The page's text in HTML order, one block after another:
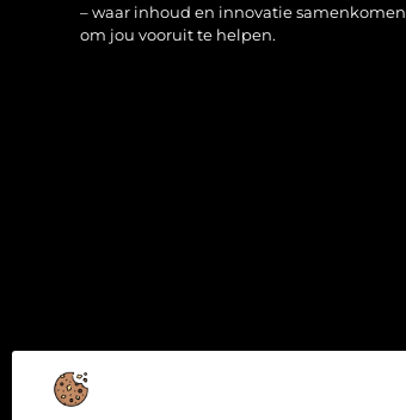
– waar inhoud en innovatie samenkomen
om jou vooruit te helpen.